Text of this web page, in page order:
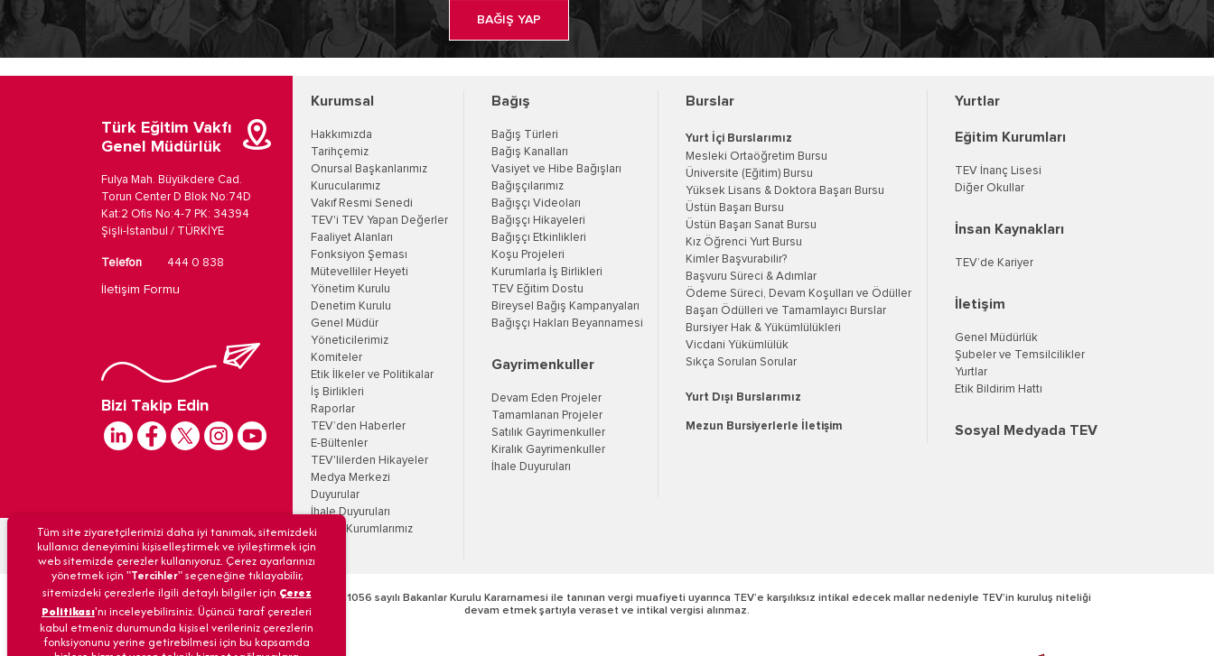
BAĞIŞ YAP
Türk Eğitim Vakfı
Genel Müdürlük
Fulya Mah. Büyükdere Cad.
Torun Center D Blok No:74D
Kat:2 Ofis No:4-7 PK: 34394
Şişli-İstanbul / TÜRKİYE
Telefon 444 0 838
İletişim Formu
Bizi Takip Edin
Kurumsal
Hakkımızda
Tarihçemiz
Onursal Başkanlarımız
Kurucularımız
Vakıf Resmi Senedi
TEV'i TEV Yapan Değerler
Faaliyet Alanları
Fonksiyon Şeması
Mütevelliler Heyeti
Yönetim Kurulu
Denetim Kurulu
Genel Müdür
Yöneticilerimiz
Komiteler
Etik İlkeler ve Politikalar
İş Birlikleri
Raporlar
TEV’den Haberler
E-Bültenler
TEV'lilerden Hikayeler
Medya Merkezi
Duyurular
İhale Duyuruları
Eğitim Kurumlarımız
Bağış
Bağış Türleri
Bağış Kanalları
Vasiyet ve Hibe Bağışları
Bağışçılarımız
Bağışçı Videoları
Bağışçı Hikayeleri
Bağışçı Etkinlikleri
Koşu Projeleri
Kurumlarla İş Birlikleri
TEV Eğitim Dostu
Bireysel Bağış Kampanyaları
Bağışçı Hakları Beyannamesi
Gayrimenkuller
Devam Eden Projeler
Tamamlanan Projeler
Satılık Gayrimenkuller
Kiralık Gayrimenkuller
İhale Duyuruları
Burslar
Yurt İçi Burslarımız
Mesleki Ortaöğretim Bursu
Üniversite (Eğitim) Bursu
Yüksek Lisans & Doktora Başarı Bursu
Üstün Başarı Bursu
Üstün Başarı Sanat Bursu
Kız Öğrenci Yurt Bursu
Kimler Başvurabilir?
Başvuru Süreci & Adımlar
Ödeme Süreci, Devam Koşulları ve Ödüller
Başarı Ödülleri ve Tamamlayıcı Burslar
Bursiyer Hak & Yükümlülükleri
Vicdani Yükümlülük
Sıkça Sorulan Sorular
Yurt Dışı Burslarımız
Mezun Bursiyerlerle İletişim
Yurtlar
Eğitim Kurumları
TEV İnanç Lisesi
Diğer Okullar
İnsan Kaynakları
TEV’de Kariyer
İletişim
Genel Müdürlük
Şubeler ve Temsilcilikler
Yurtlar
Etik Bildirim Hattı
Sosyal Medyada TEV
Türk Eğitim Vakfı’na 09/12/1968 tarih ve 6/11056 sayılı Bakanlar Kurulu Kararnamesi ile tanınan vergi muafiyeti uyarınca TEV’e karşılıksız intikal edecek mallar nedeniyle TEV’in kuruluş niteliği
devam etmek şartıyla veraset ve intikal vergisi alınmaz.
Tüm site ziyaretçilerimizi daha iyi tanımak, sitemizdeki
kullanıcı deneyimini kişiselleştirmek ve iyileştirmek için
web sitemizde çerezler kullanıyoruz. Çerez ayarlarınızı
yönetmek için "Tercihler" seçeneğine tıklayabilir,
sitemizdeki çerezlerle ilgili detaylı bilgiler için Çerez
Politikası'nı inceleyebilirsiniz. Üçüncü taraf çerezleri
kabul etmeniz durumunda kişisel verileriniz çerezlerin
fonksiyonunu yerine getirebilmesi için bu kapsamda